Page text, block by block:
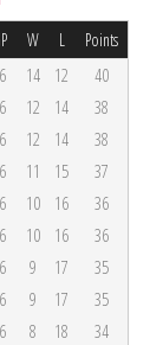
W L Points
14 12
40
12 14
38
12 14
38
11 15
37
10 16
36
10 16
36
9 17
35
9 17
35
8 18
34